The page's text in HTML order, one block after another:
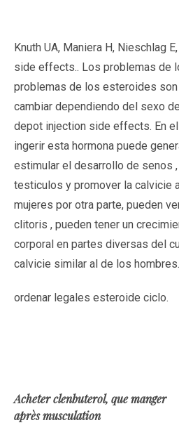
Knuth UA, Maniera H, Nieschlag
side effects.. Los problemas de
problemas de los esteroides
cambiar dependiendo del sexo
depot injection side effects. En
ingerir esta hormona puede
estimular el desarrollo de senos
testiculos y promover la calvicie
mujeres por otra parte, pueden
clitoris , pueden tener un
corporal en partes diversas del
calvicie similar al de los hombres.
ordenar legales esteroide ciclo.
Acheter clenbuterol, que manger
après musculation